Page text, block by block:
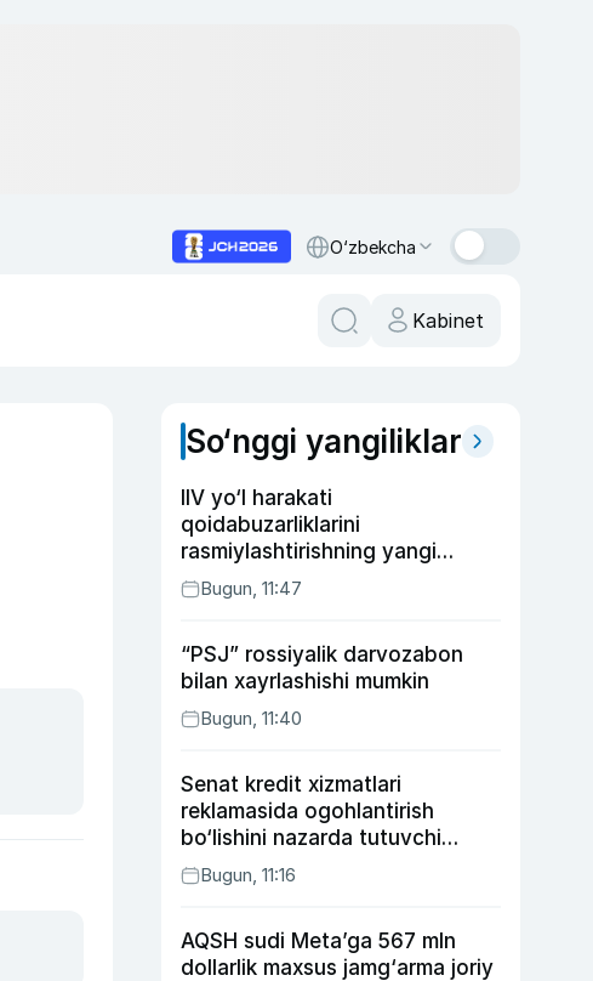
O‘zbekcha
Kabinet
So‘nggi yangiliklar
IIV yo‘l harakati
qoidabuzarliklarini
rasmiylashtirishning yangi
tartibini taklif qildi
Bugun, 11:47
“PSJ” rossiyalik darvozabon
bilan xayrlashishi mumkin
Bugun, 11:40
Senat kredit xizmatlari
reklamasida ogohlantirish
bo‘lishini nazarda tutuvchi
qonunni ma’qulladi
Bugun, 11:16
AQSH sudi Meta’ga 567 mln
dollarlik maxsus jamg‘arma joriy